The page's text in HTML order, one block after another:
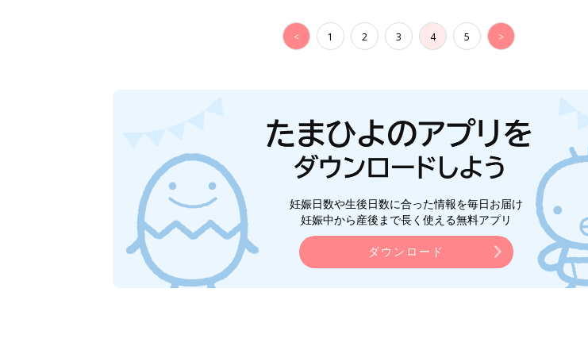
< 1 2 3 4 5 >
妊娠日数や生後日数に合った情報を毎日お届け
妊娠中から産後まで長く使える無料アプリ
ダウンロード